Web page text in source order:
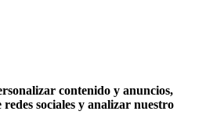
contenido y anuncios,
sociales y analizar nuestro